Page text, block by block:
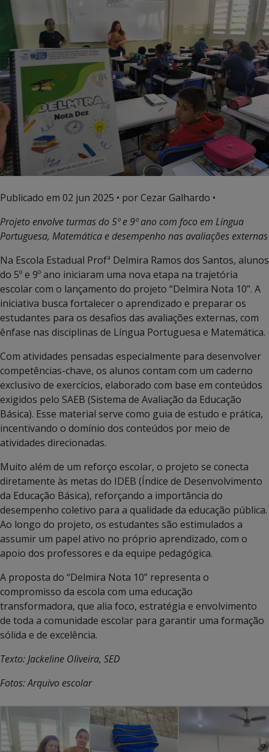
Publicado em 02 jun 2025 • por Cezar Galhardo •
Projeto envolve turmas do 5º e 9º ano com foco em Língua
Portuguesa, Matemática e desempenho nas avaliações externas
Na Escola Estadual Profª Delmira Ramos dos Santos, alunos
do 5º e 9º ano iniciaram uma nova etapa na trajetória
escolar com o lançamento do projeto “Delmira Nota 10”. A
iniciativa busca fortalecer o aprendizado e preparar os
estudantes para os desafios das avaliações externas, com
ênfase nas disciplinas de Língua Portuguesa e Matemática.
Com atividades pensadas especialmente para desenvolver
competências-chave, os alunos contam com um caderno
exclusivo de exercícios, elaborado com base em conteúdos
exigidos pelo SAEB (Sistema de Avaliação da Educação
Básica). Esse material serve como guia de estudo e prática,
incentivando o domínio dos conteúdos por meio de
atividades direcionadas.
Muito além de um reforço escolar, o projeto se conecta
diretamente às metas do IDEB (Índice de Desenvolvimento
da Educação Básica), reforçando a importância do
desempenho coletivo para a qualidade da educação pública.
Ao longo do projeto, os estudantes são estimulados a
assumir um papel ativo no próprio aprendizado, com o
apoio dos professores e da equipe pedagógica.
A proposta do “Delmira Nota 10” representa o
compromisso da escola com uma educação
transformadora, que alia foco, estratégia e envolvimento
de toda a comunidade escolar para garantir uma formação
sólida e de excelência.
Texto: Jackeline Oliveira, SED
Fotos: Arquivo escolar